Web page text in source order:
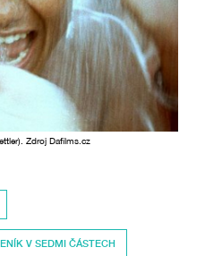
Zdroj Dafilms.cz
V SEDMI ČÁSTECH